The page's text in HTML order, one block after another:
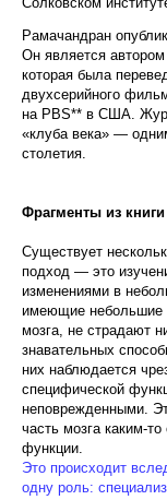
Рамачандран
Он является
которая была
двухсерийного
на РВS** в США.
«клуба века» —
столетия.
Фрагменты из книги
Существует
подход — это
изменениями в
имеющие небольшие
мозга, не страдают
знавательных
них наблюдается
специфической
неповрежден­ными.
часть мозга каким-
функции.
Это происходит
одну роль: